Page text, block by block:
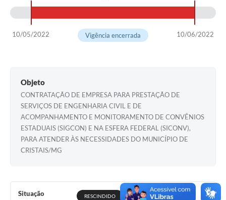
10/05/2022 10/06/2022
Vigência encerrada
Objeto
CONTRATAÇÃO DE EMPRESA PARA PRESTAÇÃO DE
SERVIÇOS DE ENGENHARIA CIVIL E DE
ACOMPANHAMENTO E MONITORAMENTO DE CONVÊNIOS
ESTADUAIS (SIGCON) E NA ESFERA FEDERAL (SICONV),
PARA ATENDER ÀS NECESSIDADES DO MUNICÍPIO DE
CRISTAIS/MG
Situação RESCINDIDO